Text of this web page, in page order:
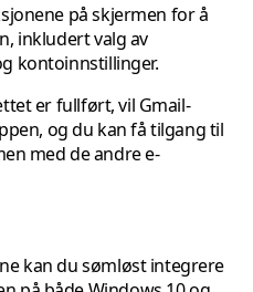
på skjermen for å
inkludert valg av
kontoinnstillinger.
er fullført, vil Gmail-
og du kan få tilgang til
med de andre e-
kan du sømløst integrere